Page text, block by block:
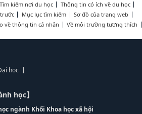
Tìm kiếm nơi du học
Thông tin có ích về du học
Mục lục tìm kiếm
Sơ đồ của trang web
về thông tin cá nhân Về môi trường tương thích
học
học】
ngành Khối Khoa học xã hội